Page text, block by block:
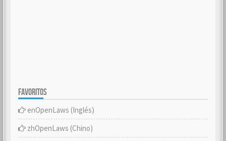
FAVORITOS
enOpenLaws (Inglés)
zhOpenLaws (Chino)